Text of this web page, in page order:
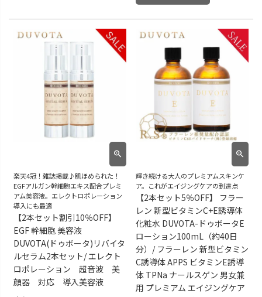
楽天4冠！雑誌掲載♪肌ほめられた！
EGFアルガン幹細胞エキス配合プレミ
アム美容液。エレクトロポレーション
導入にも最適
【2本セット割引10％OFF】
EGF 幹細胞 美容液
DUVOTA(ドゥボータ)リバイタ
ルセラム2本セット/ エレクト
ロポレーション 超音波 美
顔器 対応 導入美容液
輝き続ける大人のプレミアムスキンケ
ア。これがエイジングケアの到達点
【2本セット5％OFF】 フラー
レン 新型ビタミンC+E誘導体
化粧水 DUVOTA-ドゥボータE
ローション100mL（約40日
分）/ フラーレン 新型ビタミン
C誘導体 APPS ビタミンE誘導
体 TPNa ナールスゲン 男女兼
用 プレミアム エイジングケア